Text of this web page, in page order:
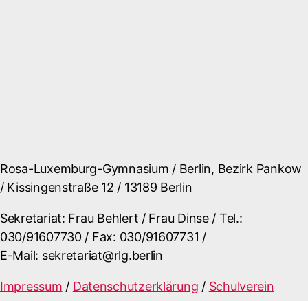
Rosa-Luxemburg-Gymnasium / Berlin, Bezirk Pankow
/ Kissingenstraße 12 / 13189 Berlin
Sekretariat: Frau Behlert / Frau Dinse / Tel.:
030/91607730 / Fax: 030/91607731 /
E-Mail: sekretariat@rlg.berlin
Impressum / Datenschutzerklärung / Schulverein